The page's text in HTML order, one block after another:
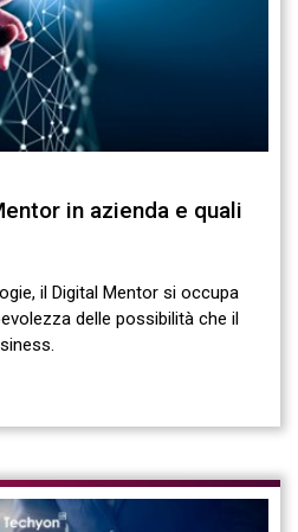
in azienda e quali
il Digital Mentor si occupa
delle possibilità che il